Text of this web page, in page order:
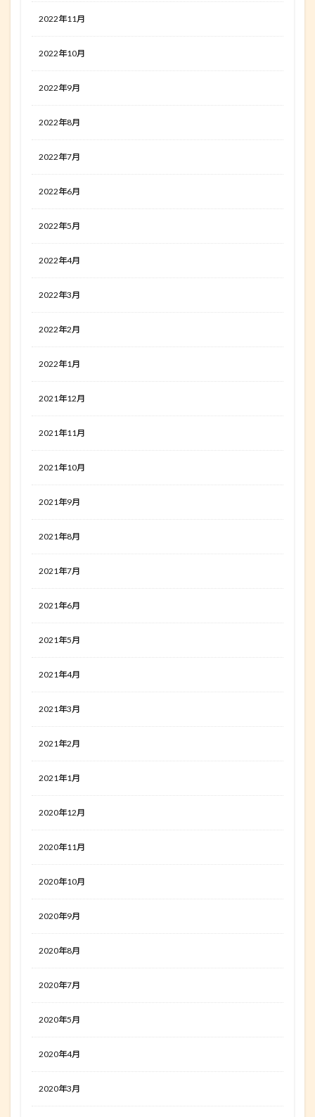
2022年11月
2022年10月
2022年9月
2022年8月
2022年7月
2022年6月
2022年5月
2022年4月
2022年3月
2022年2月
2022年1月
2021年12月
2021年11月
2021年10月
2021年9月
2021年8月
2021年7月
2021年6月
2021年5月
2021年4月
2021年3月
2021年2月
2021年1月
2020年12月
2020年11月
2020年10月
2020年9月
2020年8月
2020年7月
2020年5月
2020年4月
2020年3月